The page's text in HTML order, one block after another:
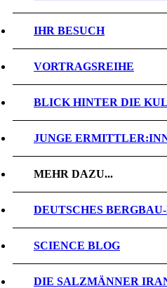
IHR BESUCH
VORTRAGSREIHE
BLICK HINTER DIE
JUNGE
MEHR DAZU...
DEUTSCHES
SCIENCE BLOG
DIE SALZMÄNNER